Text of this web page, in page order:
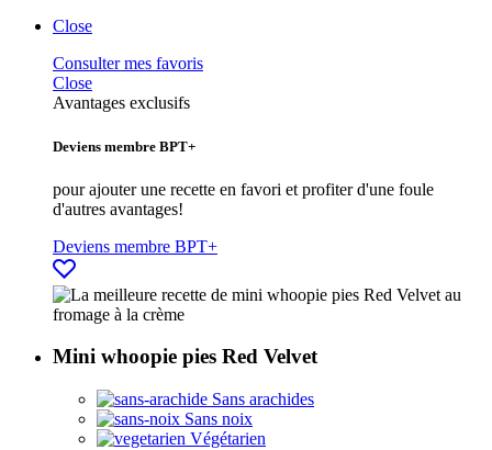
Close
Consulter mes favoris
Close
Avantages exclusifs
Deviens membre BPT+
pour ajouter une recette en favori et profiter d'une foule
d'autres avantages!
Deviens membre BPT+
Mini whoopie pies Red Velvet
Sans arachides
Sans noix
Végétarien